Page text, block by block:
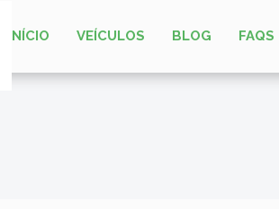
INÍCIO VEÍCULOS BLOG FAQS